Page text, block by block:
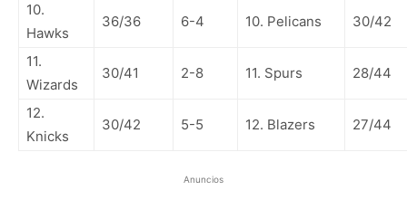
10.
Hawks
36/36 6-4 10. Pelicans 30/42
11.
Wizards
30/41 2-8 11. Spurs 28/44
12.
Knicks
30/42 5-5 12. Blazers 27/44
Anuncios